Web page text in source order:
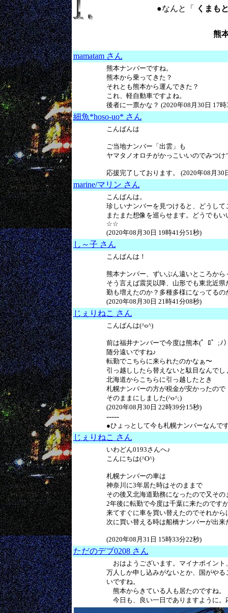
●なんと「 くまも
熊
mamatam さん
熊本ナンバーですね。
熊本から乗ってきた？
それとも熊本から運んできた？
これ、軽自動車ですよね。
後者に一票かな？ (2020年08月30日 17時
細魚*hoso-uo* さん
こんばんは
ご当地ナンバー「出雲」も
ヤマタノオロチがかっこいいのでみつ
応援完了しております。 (2020年08月30
marine/マリン さん
こんばんは。
珍しいナンバーを見つけると、どうし
またまた想像を巡らせます。どうでも
☆☆
(2020年08月30日 19時41分51秒)
し～子 さん
こんばんは！
熊本ナンバー、ずいぶん遠いところから
そう言えば震災以降、山形でも東北近
勤も増えたのか？多種多様になってるの
(2020年08月30日 21時41分08秒)
じぇりねこ さん
こんばんは(^o^)
前は福井ナンバーで今度は熊本(゜ﾛ゜;ﾉ
随分遠いですね♪
転勤でこちらに来られたのかなぁ〜
引っ越ししたら替えないと駄目なんで
北海道からこちらに引っ越したとき
札幌ナンバーの方が税金が安かったので
そのままにしました(^o^;)
(2020年08月30日 22時39分15秒)
-----
●ひょっとして今も札幌ナンバーなんで
じぇりねこ さん
いわどん0193さんへ♪
こんにちは(^O^)
札幌ナンバーの車は
神奈川に3年居た時はそのままで
その後又北海道勤務になったので又その
2年後に転勤で今度は千葉に来たのです
来てすぐに車を買い替えたのでそれか
次に買い替える時は船橋ナンバーが出
(2020年08月31日 15時33分22秒)
ただのデブ0208 さん
おはようございます。マイナポイント
万人しか申し込みがないとか、国がや
いですね。
熊本からきている人も居たのですね。
今日も、良い一日でありますように。